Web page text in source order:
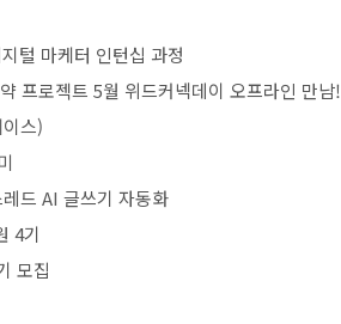
털 마케터 인턴십 과정
프로젝트 5월 위드커넥데이 오프라인 만남!
스)
드 AI 글쓰기 자동화
4기
모집